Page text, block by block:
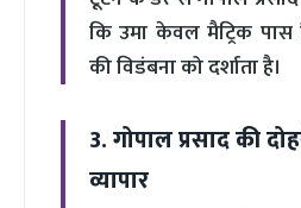
कि उमा केवल मैट्रिक
की विडंबना को दर्शाता है।
3. गोपाल प्रसाद की
व्यापार